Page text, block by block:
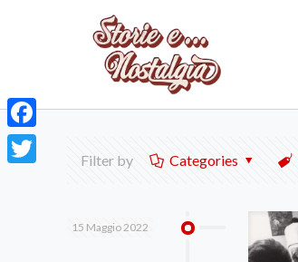
Filter by Categories
15 Maggio 2022
Facebook